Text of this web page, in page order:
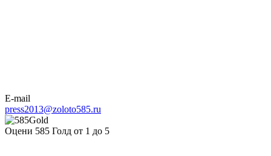
E-mail
press2013@zoloto585.ru
Оцени 585 Голд от 1 до 5